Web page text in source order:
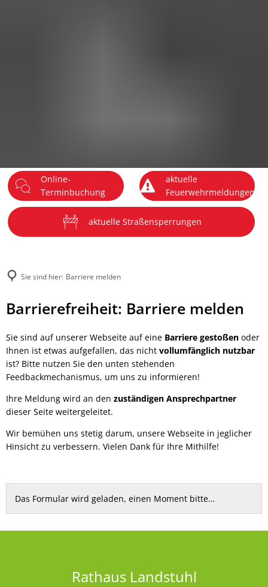
Online-
Terminbuchung
aktuelle
Feuerwehrmeldungen
aktuelle Straßensperrungen
Sie sind hier: Barriere melden
Barriere
melden
Barrierefreiheit: Barriere melden
Sie sind auf unserer Webseite auf eine Barriere gestoßen oder
Ihnen ist etwas aufgefallen, das nicht vollumfänglich nutzbar
ist? Bitte nutzen Sie den unten stehenden
Feedbackmechanismus, um uns zu informieren!
Ihre Meldung wird an den zuständigen Ansprechpartner
dieser Seite weitergeleitet.
Wir bemühen uns stetig darum, unsere Webseite in jeglicher
Hinsicht zu verbessern. Vielen Dank für Ihre Mithilfe!
Das Formular wird geladen, einen Moment bitte…
Rathaus Landstuhl